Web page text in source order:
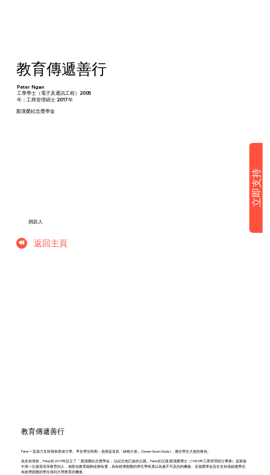
捐款人
Peter Ngan
工學學士（電子及通訊工程）2005
年；工商管理碩士 2017年
教育傳遞善行
顏漢榮紀念獎學金
返回主頁
教育傳遞善行
Peter一直鼎力支持母校香港大學。早在學生時期，他便是首批「綠袍大使」(Green Gown Guide )，擔任學生大使的角色。
為支持母校，Peter於2019年設立了「 顏漢榮紀念獎學金 」以紀念他已故的父親。Peter的父親 顏漢榮博士（1985年工商管理碩士畢業）是家族
中第一位接受高等教育的人，他堅信教育能夠改變命運，為有經濟困難的學生帶來原以為遙不可及的的機會。這個獎學金旨在支持成績優秀但
有經濟困難的學生得到大學教育的機會。
立即支持